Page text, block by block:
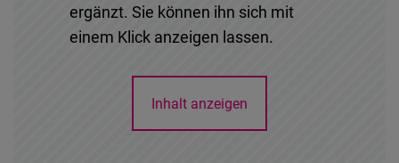
ergänzt. Sie können ihn sich mit
einem Klick anzeigen lassen.
Inhalt anzeigen